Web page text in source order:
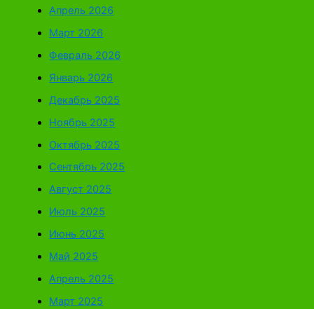
Апрель 2026
Март 2026
Февраль 2026
Январь 2026
Декабрь 2025
Ноябрь 2025
Октябрь 2025
Сентябрь 2025
Август 2025
Июль 2025
Июнь 2025
Май 2025
Апрель 2025
Март 2025